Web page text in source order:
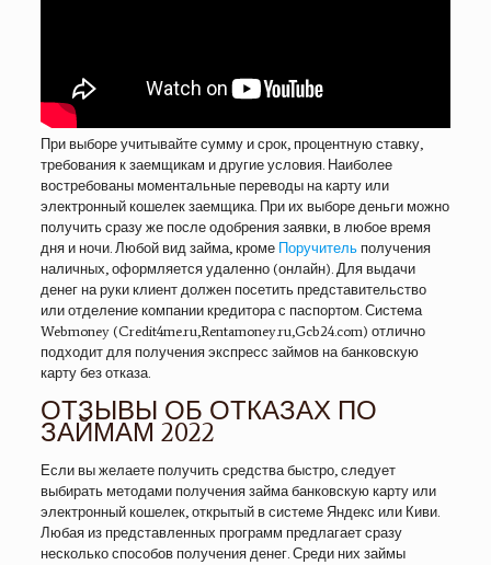
При выборе учитывайте сумму и срок, процентную ставку,
требования к заемщикам и другие условия. Наиболее
востребованы моментальные переводы на карту или
электронный кошелек заемщика. При их выборе деньги можно
получить сразу же после одобрения заявки, в любое время
дня и ночи. Любой вид займа, кроме Поручительполучения
наличных, оформляется удаленно (онлайн). Для выдачи
денег на руки клиент должен посетить представительство
или отделение компании кредитора с паспортом. Система
Webmoney (Credit4me.ru,Rentamoney.ru,Gcb24.com) отлично
подходит для получения экспресс займов на банковскую
карту без отказа.
ОТЗЫВЫ ОБ ОТКАЗАХ ПО
ЗАЙМАМ 2022
Если вы желаете получить средства быстро, следует
выбирать методами получения займа банковскую карту или
электронный кошелек, открытый в системе Яндекс или Киви.
Любая из представленных программ предлагает сразу
несколько способов получения денег. Среди них займы